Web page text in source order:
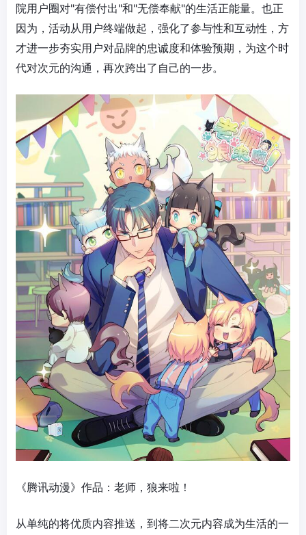
院用户圈对"有偿付出"和"无偿奉献"的生活正能量。也正
因为，活动从用户终端做起，强化了参与性和互动性，方
才进一步夯实用户对品牌的忠诚度和体验预期，为这个时
代对次元的沟通，再次跨出了自己的一步。
《腾讯动漫》作品：老师，狼来啦！
从单纯的将优质内容推送，到将二次元内容成为生活的一